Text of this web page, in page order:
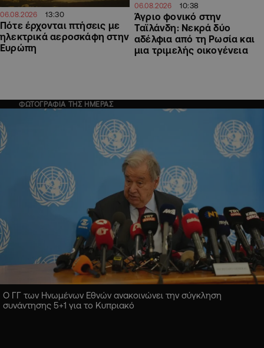
06.08.2026 13:30
Πότε έρχονται πτήσεις με
ηλεκτρικά αεροσκάφη στην
Ευρώπη
06.08.2026 10:38
Άγριο φονικό στην
Ταϊλάνδη: Νεκρά δύο
αδέλφια από τη Ρωσία και
μια τριμελής οικογένεια
ΦΩΤΟΓΡΑΦΙΑ ΤΗΣ ΗΜΕΡΑΣ
Ο ΓΓ των Ηνωμένων Εθνών ανακοινώνει την σύγκληση
συνάντησης 5+1 για το Κυπριακό